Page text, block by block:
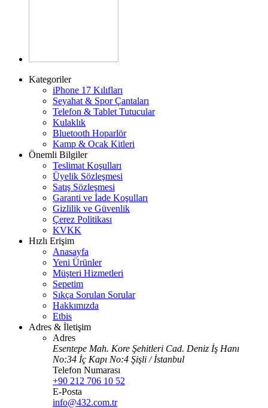
Kategoriler
iPhone 17 Kılıfları
Seyahat & Spor Çantaları
Telefon & Tablet Tutucular
Kulaklık
Bluetooth Hoparlör
Kamp & Ocak Kitleri
Önemli Bilgiler
Teslimat Koşulları
Üyelik Sözleşmesi
Satış Sözleşmesi
Garanti ve İade Koşulları
Gizlilik ve Güvenlik
Çerez Politikası
KVKK
Hızlı Erişim
Anasayfa
Yeni Ürünler
Müşteri Hizmetleri
Sepetim
Sıkça Sorulan Sorular
Hakkımızda
Etbis
Adres & İletişim
Adres
Esentepe Mah. Kore Şehitleri Cad. Deniz İş Hanı
No:34 İç Kapı No:4 Şişli / İstanbul
Telefon Numarası
+90 212 706 10 52
E-Posta
info@432.com.tr